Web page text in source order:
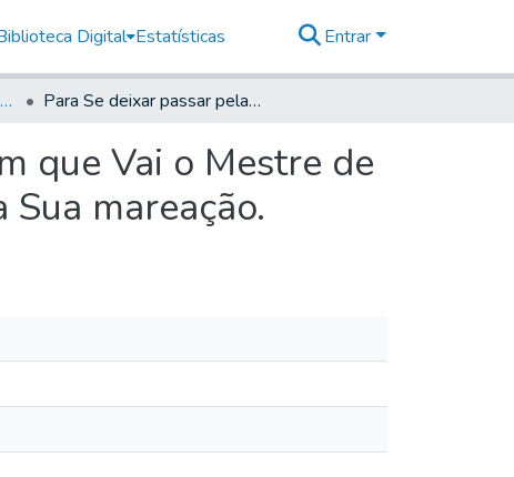
Digital Estatísticas Entrar
Volume 84 - Ofícios do General Martins Lopes de Saldanha (Governador da Capitania): 1782- 1786 Para Se deixar passar pelas Fortalezas a Lancha em que Vai o Mestre de Campo Fernando Leite Guimarães; Com a gente da Sua mareação.
que Vai o Mestre de
mareação.